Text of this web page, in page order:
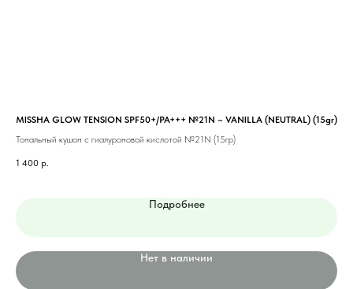
MISSHA GLOW TENSION SPF50+/PA+++ №21N – VANILLA (NEUTRAL) (15gr)
Тональный кушон с гиалуроновой кислотой №21N (15гр)
1 400 р.
Подробнее
Нет в наличии